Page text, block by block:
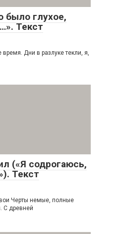
было глухое,
Текст
Дни в разлуке текли, я,
(«Я содрогаюсь,
Текст
Черты немые, полные
С древней